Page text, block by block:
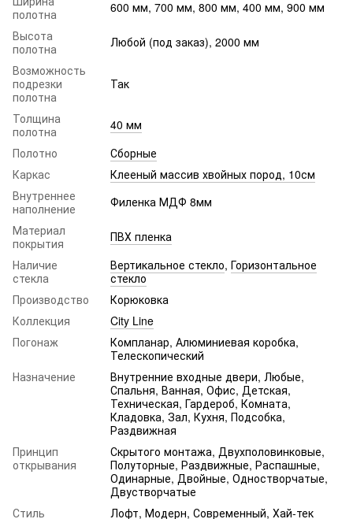
полотна
600 мм, 700 мм, 800 мм, 400 мм, 900 мм
Высота
полотна
Любой (под заказ), 2000 мм
Возможность
подрезки
полотна
Так
Толщина
полотна
40 мм
Полотно
Сборные
Каркас
Клееный массив хвойных пород, 10см
Внутреннее
наполнение
Филенка МДФ 8мм
Материал
покрытия
ПВХ пленка
Наличие
стекла
Вертикальное стекло, Горизонтальное
стекло
Производство
Корюковка
Коллекция
City Line
Погонаж
Компланар, Алюминиевая коробка,
Телескопический
Назначение
Внутренние входные двери, Любые,
Спальня, Ванная, Офис, Детская,
Техническая, Гардероб, Комната,
Кладовка, Зал, Кухня, Подсобка,
Раздвижная
Принцип
открывания
Скрытого монтажа, Двухполовинковые,
Полуторные, Раздвижные, Распашные,
Одинарные, Двойные, Одностворчатые,
Двустворчатые
Стиль
Лофт, Модерн, Современный, Хай-тек